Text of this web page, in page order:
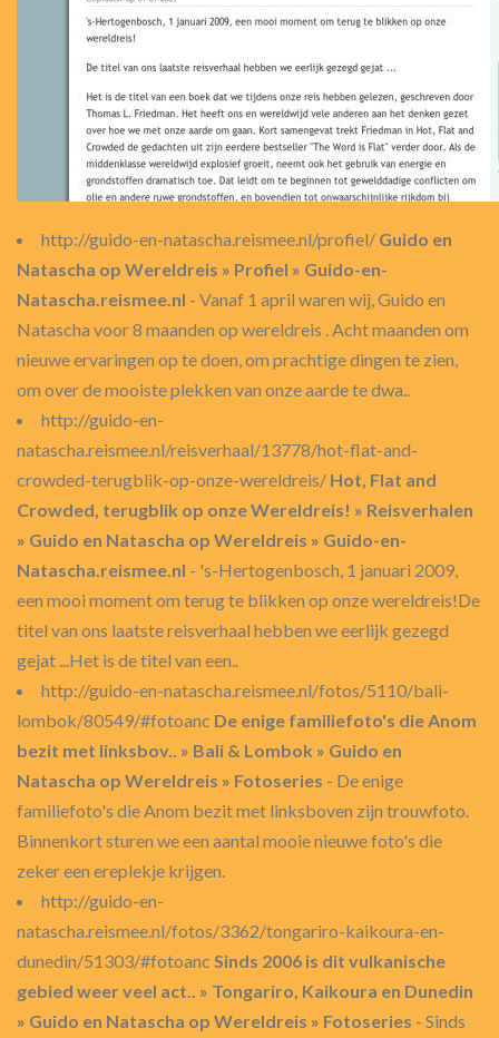
http://guido-en-natascha.reismee.nl/profiel/ Guido en
Natascha op Wereldreis » Profiel » Guido-en-
Natascha.reismee.nl - Vanaf 1 april waren wij, Guido en
Natascha voor 8 maanden op wereldreis . Acht maanden om
nieuwe ervaringen op te doen, om prachtige dingen te zien,
om over de mooiste plekken van onze aarde te dwa..
http://guido-en-
natascha.reismee.nl/reisverhaal/13778/hot-flat-and-
crowded-terugblik-op-onze-wereldreis/ Hot, Flat and
Crowded, terugblik op onze Wereldreis! » Reisverhalen
» Guido en Natascha op Wereldreis » Guido-en-
Natascha.reismee.nl - 's-Hertogenbosch, 1 januari 2009,
een mooi moment om terug te blikken op onze wereldreis!De
titel van ons laatste reisverhaal hebben we eerlijk gezegd
gejat ...Het is de titel van een..
http://guido-en-natascha.reismee.nl/fotos/5110/bali-
lombok/80549/#fotoanc De enige familiefoto's die Anom
bezit met linksbov.. » Bali & Lombok » Guido en
Natascha op Wereldreis » Fotoseries - De enige
familiefoto's die Anom bezit met linksboven zijn trouwfoto.
Binnenkort sturen we een aantal mooie nieuwe foto's die
zeker een ereplekje krijgen.
http://guido-en-
natascha.reismee.nl/fotos/3362/tongariro-kaikoura-en-
dunedin/51303/#fotoanc Sinds 2006 is dit vulkanische
gebied weer veel act.. » Tongariro, Kaikoura en Dunedin
» Guido en Natascha op Wereldreis » Fotoseries - Sinds